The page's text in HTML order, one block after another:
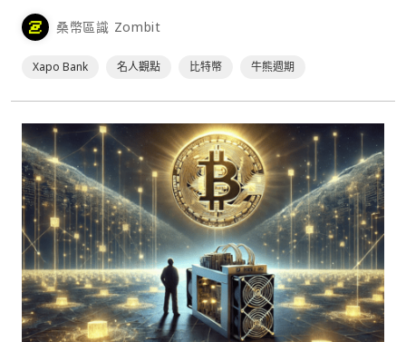
Rocca 不認同這種看法，他認為這種週期規律依然存在。⋯
桑幣區識 Zombit
Xapo Bank 名人觀點 比特幣 牛熊週期